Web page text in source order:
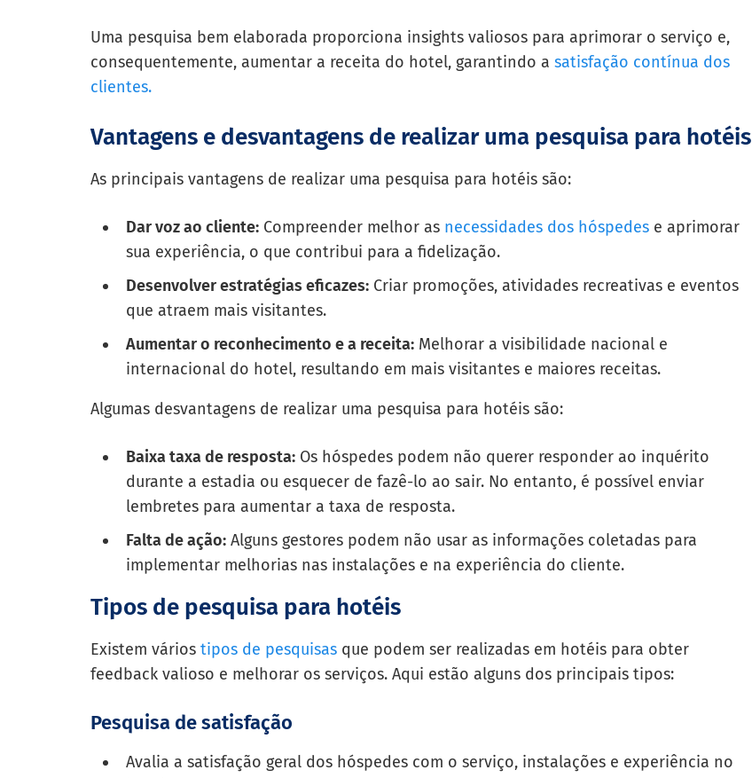
Uma pesquisa bem elaborada proporciona insights valiosos para aprimorar o serviço e,
consequentemente, aumentar a receita do hotel, garantindo a satisfação contínua dos
clientes.
Vantagens e desvantagens de realizar uma pesquisa para hotéis
As principais vantagens de realizar uma pesquisa para hotéis são:
Dar voz ao cliente: Compreender melhor as necessidades dos hóspedes e aprimorar
sua experiência, o que contribui para a fidelização.
Desenvolver estratégias eficazes: Criar promoções, atividades recreativas e eventos
que atraem mais visitantes.
Aumentar o reconhecimento e a receita: Melhorar a visibilidade nacional e
internacional do hotel, resultando em mais visitantes e maiores receitas.
Algumas desvantagens de realizar uma pesquisa para hotéis são:
Baixa taxa de resposta: Os hóspedes podem não querer responder ao inquérito
durante a estadia ou esquecer de fazê-lo ao sair. No entanto, é possível enviar
lembretes para aumentar a taxa de resposta.
Falta de ação: Alguns gestores podem não usar as informações coletadas para
implementar melhorias nas instalações e na experiência do cliente.
Tipos de pesquisa para hotéis
Existem vários tipos de pesquisas que podem ser realizadas em hotéis para obter
feedback valioso e melhorar os serviços. Aqui estão alguns dos principais tipos:
Pesquisa de satisfação
Avalia a satisfação geral dos hóspedes com o serviço, instalações e experiência no